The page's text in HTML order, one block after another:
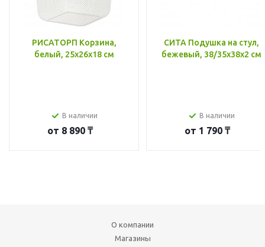
РИСАТОРП Корзина,
белый, 25x26x18 см
В наличии
от 8 890 ₸
СИТА Подушка на стул,
бежевый, 38/35x38x2 см
В наличии
от 1 790 ₸
О компании
Магазины